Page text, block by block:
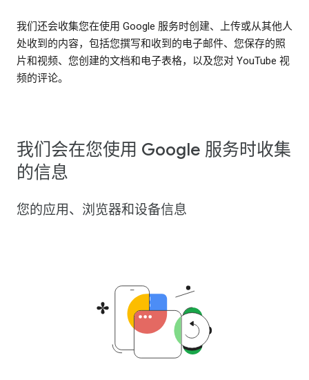
我们还会收集您在使用 Google 服务时创建、上传或从其他人
处收到的内容，包括您撰写和收到的电子邮件、您保存的照
片和视频、您创建的文档和电子表格，以及您对 YouTube 视
频的评论。
我们会在您使用 Google 服务时收集
的信息
您的应用、浏览器和设备信息